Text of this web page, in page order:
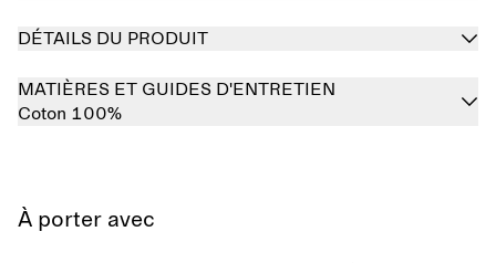
DÉTAILS DU PRODUIT
MATIÈRES ET GUIDES D'ENTRETIEN
Coton 100%
À porter avec